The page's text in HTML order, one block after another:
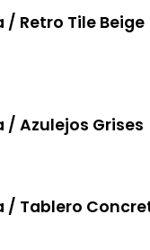
Retro Tile Beige
Azulejos Grises
Tablero